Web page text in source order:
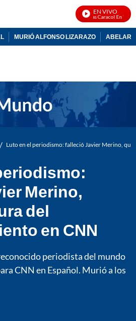
EN VIVO
Noticias Caracol En Vivo
MURIÓ ALFONSO LIZARAZO
/ Luto en el periodismo: falleció Javier Merino,
Merino,
del
en CNN
periodista del mundo
CNN en Español. Murió a los